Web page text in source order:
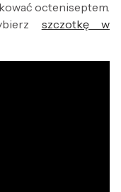
octeniseptem.
szczotkę w